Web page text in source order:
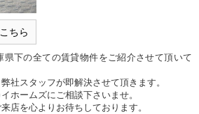
ちら
下の全ての賃貸物件をご紹介させて頂いて
社スタッフが即解決させて頂きます。
ホームズにご相談下さいませ。
店を心よりお待ちしております。